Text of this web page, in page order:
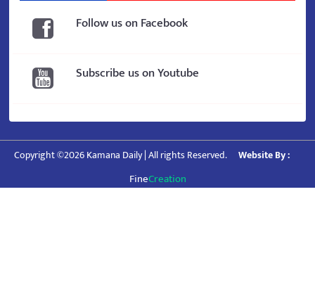
Follow us on Facebook
Subscribe us on Youtube
Copyright ©2026 Kamana Daily | All rights Reserved. Website By :
FineCreation